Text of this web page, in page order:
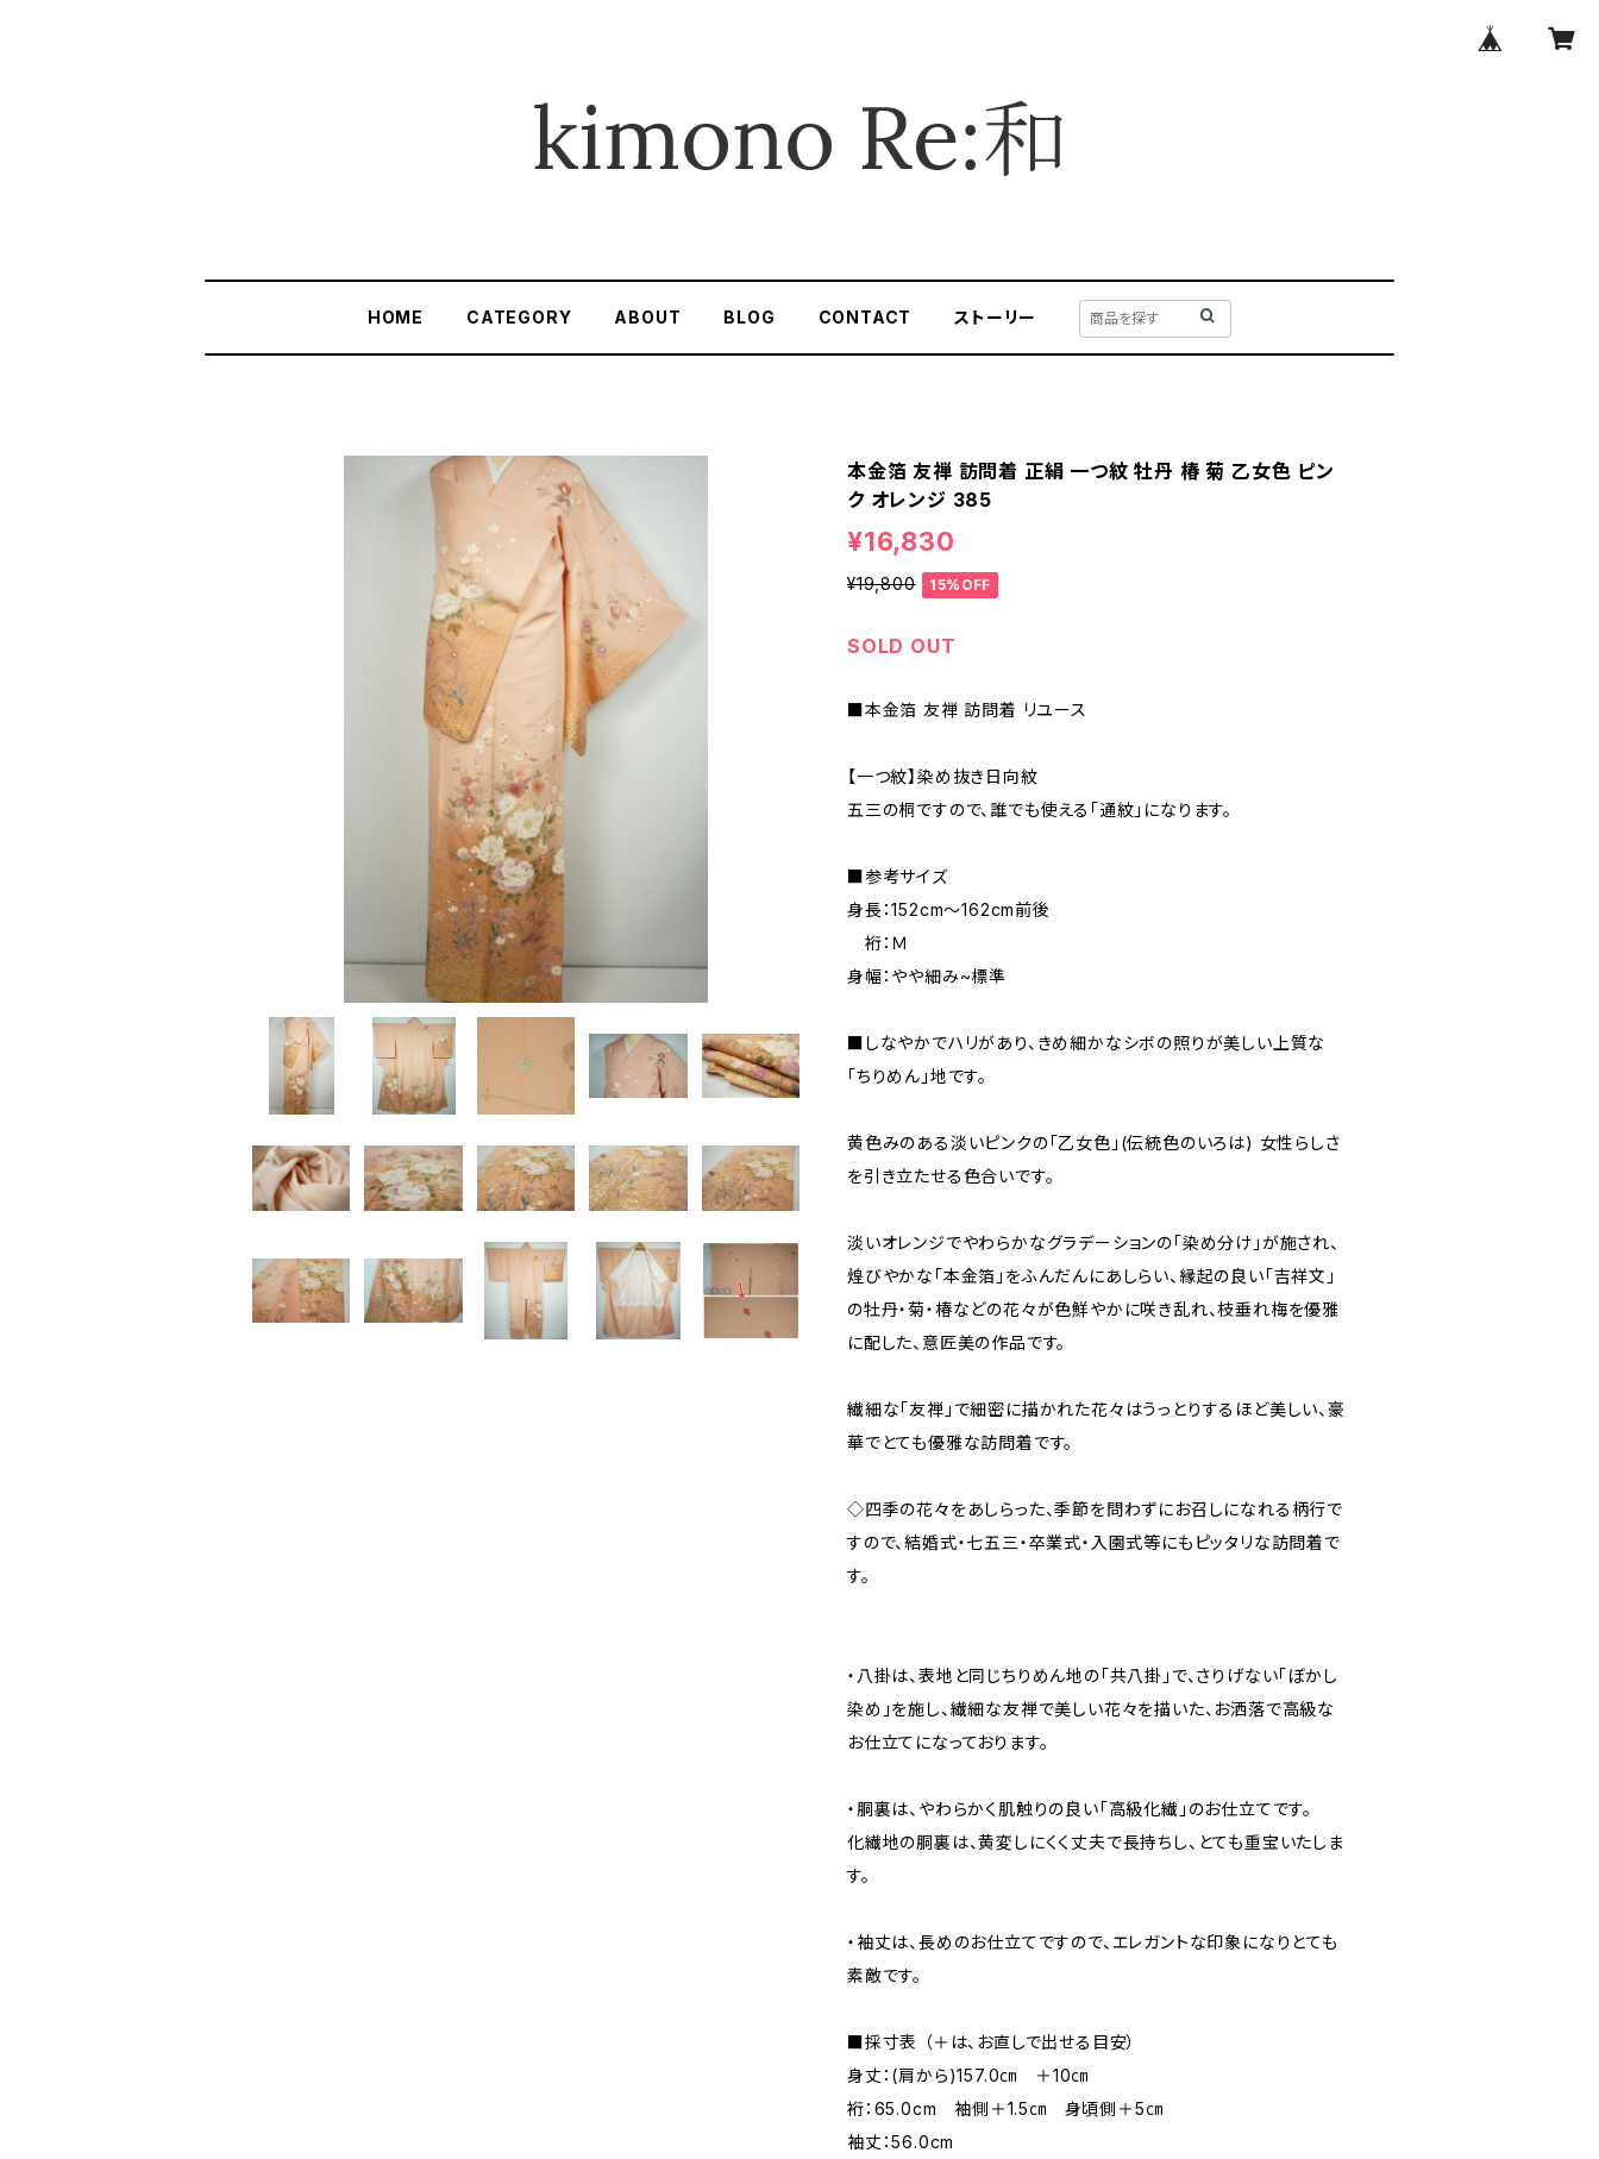
HOME CATEGORY ABOUT BLOG CONTACT ストーリー
本金箔 友禅 訪問着 正絹 一つ紋 牡丹 椿 菊 乙女色 ピン
ク オレンジ 385
¥16,830
¥19,800 15%OFF
SOLD OUT
■本金箔 友禅 訪問着 リユース
【一つ紋】染め抜き日向紋
五三の桐ですので、誰でも使える「通紋」になります。
■参考サイズ
身長：152cm～162cm前後
裄：Ｍ
身幅：やや細み~標準
■しなやかでハリがあり、きめ細かなシボの照りが美しい上質な
「ちりめん」地です。
黄色みのある淡いピンクの「乙女色」(伝統色のいろは) 女性らしさ
を引き立たせる色合いです。
淡いオレンジでやわらかなグラデーションの「染め分け」が施され、
煌びやかな「本金箔」をふんだんにあしらい、縁起の良い「吉祥文」
の牡丹・菊・椿などの花々が色鮮やかに咲き乱れ、枝垂れ梅を優雅
に配した、意匠美の作品です。
繊細な「友禅」で細密に描かれた花々はうっとりするほど美しい、豪
華でとても優雅な訪問着です。
◇四季の花々をあしらった、季節を問わずにお召しになれる柄行で
すので、結婚式・七五三・卒業式・入園式等にもピッタリな訪問着で
す。
・八掛は、表地と同じちりめん地の「共八掛」で、さりげない「ぼかし
染め」を施し、繊細な友禅で美しい花々を描いた、お洒落で高級な
お仕立てになっております。
・胴裏は、やわらかく肌触りの良い「高級化繊」のお仕立てです。
化繊地の胴裏は、黄変しにくく丈夫で長持ちし、とても重宝いたしま
す。
・袖丈は、長めのお仕立てですので、エレガントな印象になりとても
素敵です。
■採寸表 （＋は、お直しで出せる目安）
身丈：(肩から)157.0㎝ ＋10㎝
裄：65.0cm 袖側＋1.5㎝ 身頃側＋5㎝
袖丈：56.0cm